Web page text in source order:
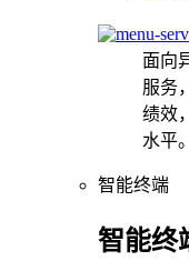
面向
服务
绩效
水平。
智能终端
智能终